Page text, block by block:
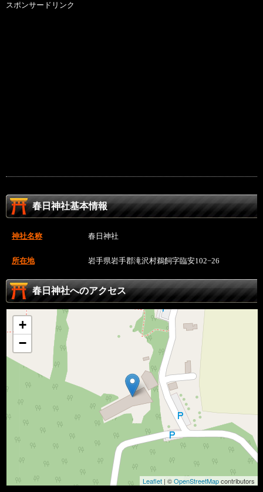
スポンサードリンク
春日神社基本情報
神社名称 春日神社
所在地 岩手県岩手郡滝沢村鵜飼字臨安102−26
春日神社へのアクセス
+
−
Leaflet | ©OpenStreetMapcontributors